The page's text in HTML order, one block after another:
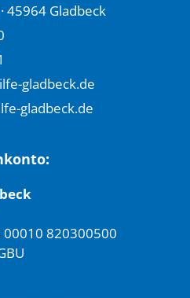
45964 Gladbeck
gladbeck.de
gladbeck.de
00010 820300500